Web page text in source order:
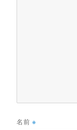
名前※